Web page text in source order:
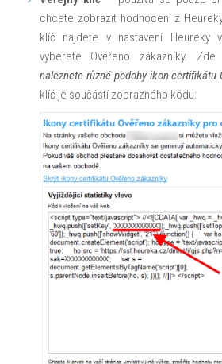
chcete zobrazit hodnocení z
klíč najdete v nastavení Heureky
vyberete Ověřeno zákazníky.
naleznete různé podoby ikon certifikátu
klíč je součástí zobrazného kódu: